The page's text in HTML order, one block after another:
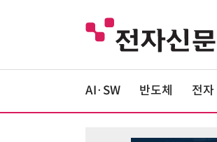
AI·SW 반도체 전자